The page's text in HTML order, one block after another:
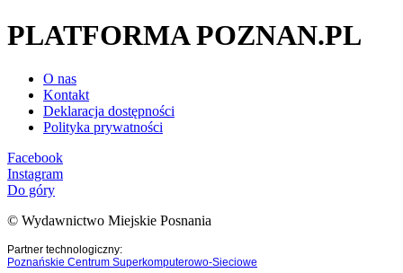
PLATFORMA POZNAN.PL
O nas
Kontakt
Deklaracja dostępności
Polityka prywatności
Facebook
Instagram
Do góry
© Wydawnictwo Miejskie Posnania
Partner technologiczny:
Poznańskie Centrum Superkomputerowo-Sieciowe